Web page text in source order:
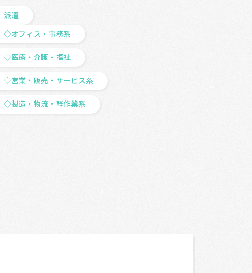
派遣
◇オフィス・事務系
◇医療・介護・福祉
◇営業・販売・サービス系
◇製造・物流・軽作業系